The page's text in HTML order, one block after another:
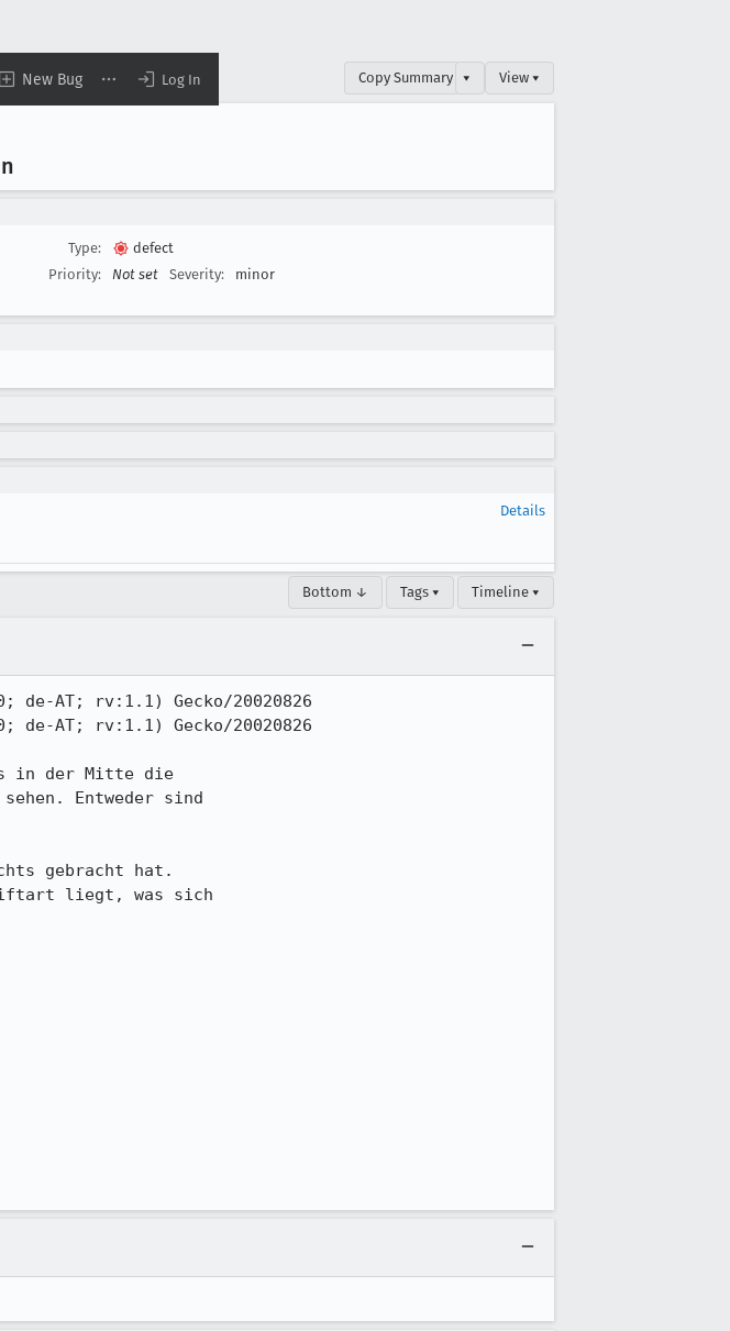
New Bug Log In Copy Summary ▾ View ▾
Type:
defect
Priority:
Not set Severity: minor
Details
Bottom ↓ Tags ▾ Timeline ▾
de-AT; rv:1.1) Gecko/20020826
AT; rv:1.1) Gecko/20020826
in der Mitte die
Entweder sind
gebracht hat.
liegt, was sich